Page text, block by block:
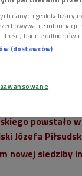
w Warszawie
powstało
Józefa
nowej siedziby
danych
informacji
badnie odbiorców i
(dostawców)